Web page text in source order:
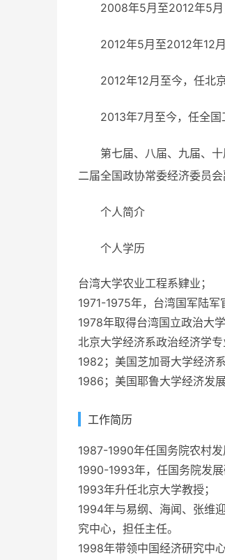
2008年5月至2012年5月
2012年5月至2012年12
2012年12月至今，任北
2013年7月至今，任全国
第七届、八届、九届、
二届全国政协常委经济委员会
个人简介
个人学历
台湾大学农业工程系肄业；
1971-1975年，台湾国军陆军
1978年取得台湾国立政治大
北京大学经济系政治经济学专
1982；美国芝加哥大学经济系
1986；美国耶鲁大学经济发
工作简历
1987-1990年任国务院农村发
1990-1993年，任国务院发展
1993年升任北京大学教授；
1994年与易纲、海闻、张维
究中心，担任主任。
1998年带领中国经济研究中